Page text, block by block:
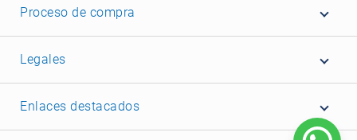
Proceso de compra
Legales
Enlaces destacados